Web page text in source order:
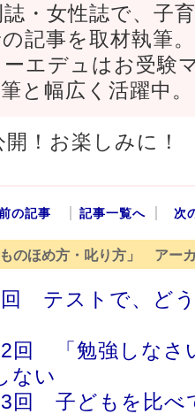
・女性誌で、子
記事を取材執筆
エデュはお受験
と幅広く活躍中。
！お楽しみに！
の記事 記事一覧へ 次
のほめ方・叱り方」 アー
テストで、ど
回 「勉強しなさ
ない
回 子どもを比べ